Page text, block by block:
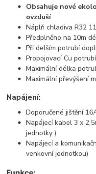
Obsahuje nové
ovzduší
Náplň chladiva R32
Předplněno na 10m
Při delším potrubí
Propojovací Cu
Maximální délka
Maximální převýšení
Napájení:
Doporučené jištění
Napájecí kabel 3 x
jednotky )
Napájecí a
venkovní jednotkou)